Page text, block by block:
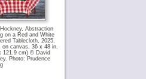
Abstraction
on a Red and White
Tablecloth, 2025.
on canvas, 36 x 48 in.
121.9 cm) © David
Photo: Prudence